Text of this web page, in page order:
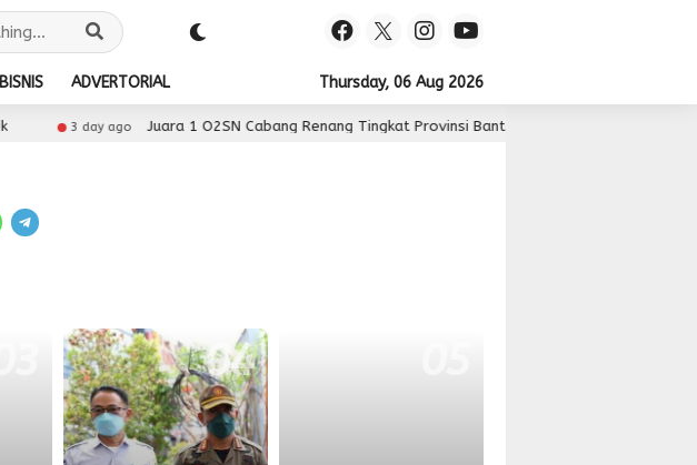
BISNIS ADVERTORIAL Thursday, 06 Aug 2026
3 day ago Juara 1 O2SN Cabang Renang Tingkat Provinsi Banten, siswa SDN gebang raya 1